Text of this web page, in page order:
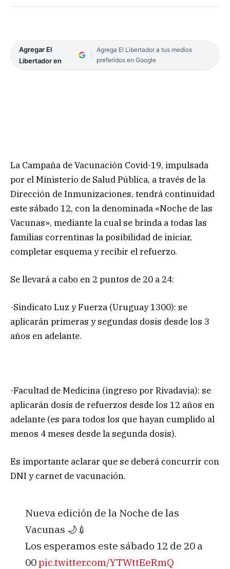
Agregar El
Libertador en
Agrega El Libertador a tus medios
preferidos en Google
La Campaña de Vacunación Covid-19, impulsada
por el Ministerio de Salud Pública, a través de la
Dirección de Inmunizaciones, tendrá continuidad
este sábado 12, con la denominada «Noche de las
Vacunas», mediante la cual se brinda a todas las
familias correntinas la posibilidad de iniciar,
completar esquema y recibir el refuerzo.
Se llevará a cabo en 2 puntos de 20 a 24:
-Sindicato Luz y Fuerza (Uruguay 1300): se
aplicarán primeras y segundas dosis desde los 3
años en adelante.
-Facultad de Medicina (ingreso por Rivadavia): se
aplicarán dosis de refuerzos desde los 12 años en
adelante (es para todos los que hayan cumplido al
menos 4 meses desde la segunda dosis).
Es importante aclarar que se deberá concurrir con
DNI y carnet de vacunación.
Nueva edición de la Noche de las
Vacunas 🌙💉
Los esperamos este sábado 12 de 20 a
00pic.twitter.com/YTWttEeRmQ